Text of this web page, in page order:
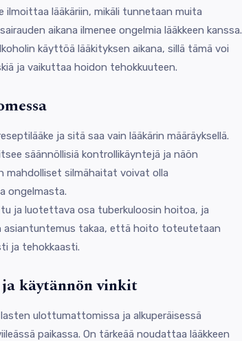
ilmoittaa lääkäriin, mikäli tunnetaan muita
aikana ilmenee ongelmia lääkkeen kanssa.
käyttöä lääkityksen aikana, sillä tämä voi
ja vaikuttaa hoidon tehokkuuteen.
ja sitä saa vain lääkärin määräyksellä.
säännöllisiä kontrollikäyntejä ja näön
mahdolliset silmähaitat voivat olla
ongelmasta.
ja luotettava osa tuberkuloosin hoitoa, ja
asiantuntemus takaa, että hoito toteutetaan
ja tehokkaasti.
käytännön vinkit
ulottumattomissa ja alkuperäisessä
paikassa. On tärkeää noudattaa lääkkeen